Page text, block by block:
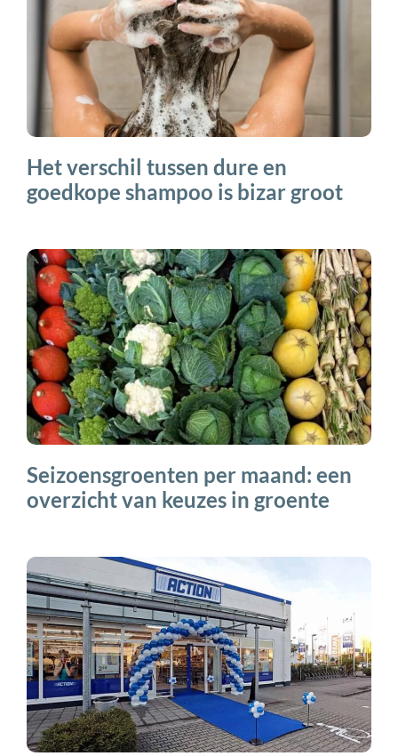
Het verschil tussen dure en
goedkope shampoo is bizar groot
Seizoensgroenten per maand: een
overzicht van keuzes in groente